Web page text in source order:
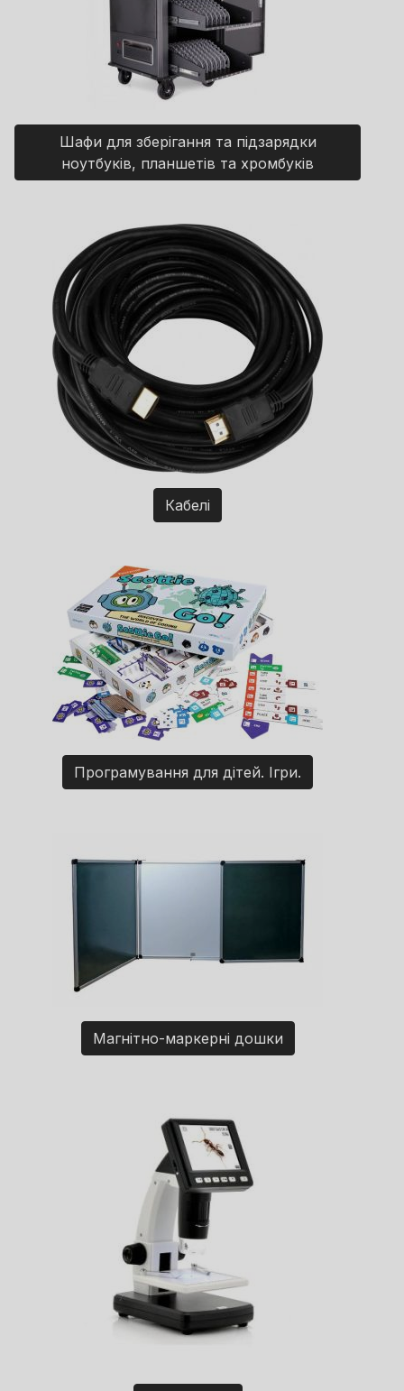
Шафи для зберігання та підзарядки
ноутбуків, планшетів та хромбуків
Кабелі
Програмування для дітей. Ігри.
Магнітно-маркерні дошки